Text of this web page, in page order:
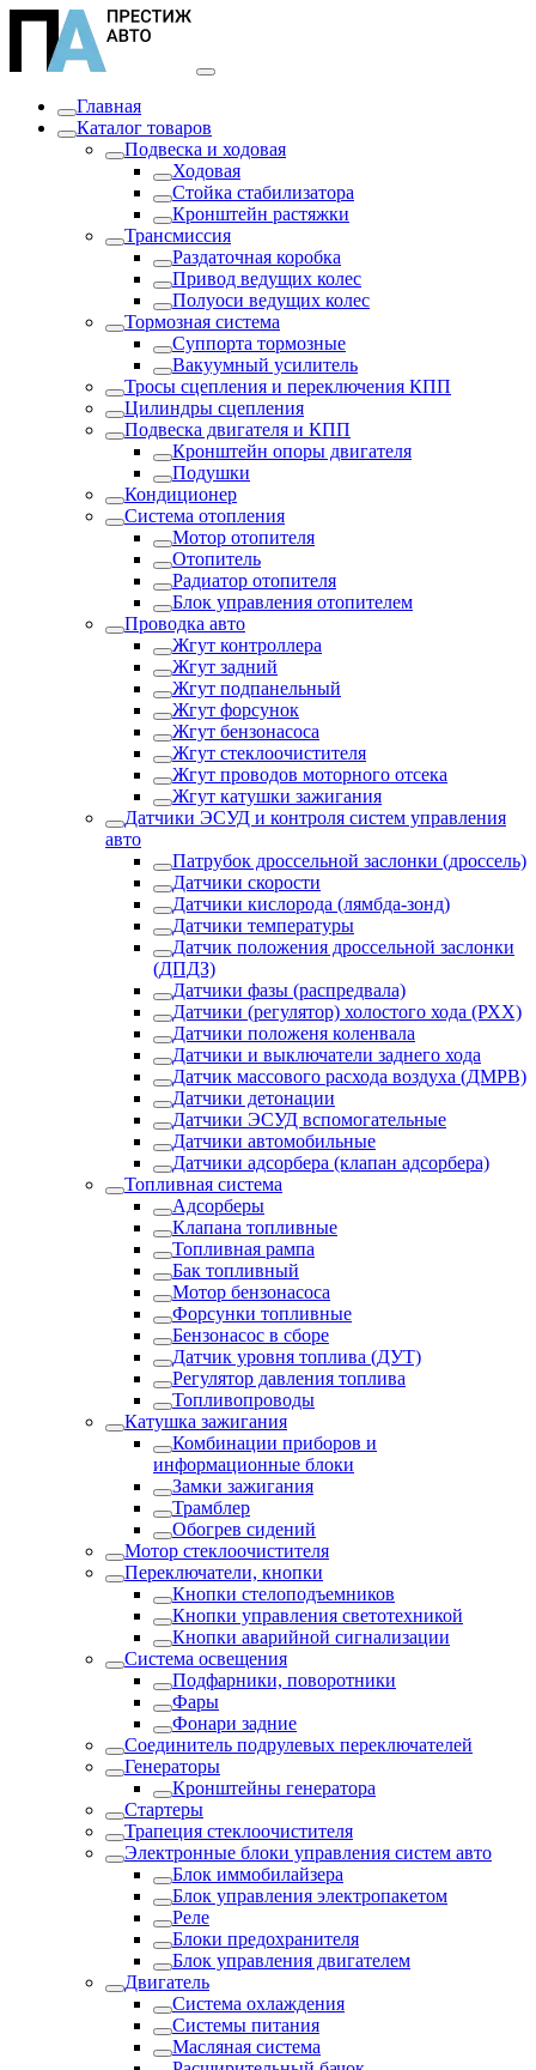
Главная
Каталог товаров
Подвеска и ходовая
Ходовая
Стойка стабилизатора
Кронштейн растяжки
Трансмиссия
Раздаточная коробка
Привод ведущих колес
Полуоси ведущих колес
Тормозная система
Суппорта тормозные
Вакуумный усилитель
Тросы сцепления и переключения КПП
Цилиндры сцепления
Подвеска двигателя и КПП
Кронштейн опоры двигателя
Подушки
Кондиционер
Система отопления
Мотор отопителя
Отопитель
Радиатор отопителя
Блок управления отопителем
Проводка авто
Жгут контроллера
Жгут задний
Жгут подпанельный
Жгут форсунок
Жгут бензонасоса
Жгут стеклоочистителя
Жгут проводов моторного отсека
Жгут катушки зажигания
Датчики ЭСУД и контроля систем управления
авто
Патрубок дроссельной заслонки (дроссель)
Датчики скорости
Датчики кислорода (лямбда-зонд)
Датчики температуры
Датчик положения дроссельной заслонки
(ДПДЗ)
Датчики фазы (распредвала)
Датчики (регулятор) холостого хода (РХХ)
Датчики положеня коленвала
Датчики и выключатели заднего хода
Датчик массового расхода воздуха (ДМРВ)
Датчики детонации
Датчики ЭСУД вспомогательные
Датчики автомобильные
Датчики адсорбера (клапан адсорбера)
Топливная система
Адсорберы
Клапана топливные
Топливная рампа
Бак топливный
Мотор бензонасоса
Форсунки топливные
Бензонасос в сборе
Датчик уровня топлива (ДУТ)
Регулятор давления топлива
Топливопроводы
Катушка зажигания
Комбинации приборов и
информационные блоки
Замки зажигания
Трамблер
Обогрев сидений
Мотор стеклоочистителя
Переключатели, кнопки
Кнопки стелоподъемников
Кнопки управления светотехникой
Кнопки аварийной сигнализации
Система освещения
Подфарники, поворотники
Фары
Фонари задние
Соединитель подрулевых переключателей
Генераторы
Кронштейны генератора
Стартеры
Трапеция стеклоочистителя
Электронные блоки управления систем авто
Блок иммобилайзера
Блок управления электропакетом
Реле
Блоки предохранителя
Блок управления двигателем
Двигатель
Система охлаждения
Системы питания
Масляная система